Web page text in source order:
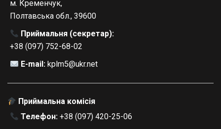
м. Кременчук,
Полтавська обл., 39600
Приймальня (секретар):
+38 (097) 752-68-02
E-mail: kplm5@ukr.net
Приймальна комісія
Телефон: +38 (097) 420-25-06